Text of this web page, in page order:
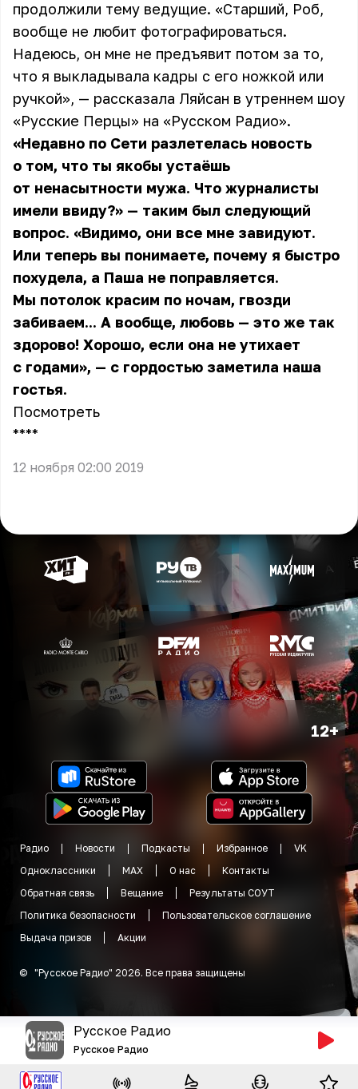
продолжили тему ведущие. «Старший, Роб,
вообще не любит фотографироваться.
Надеюсь, он мне не предъявит потом за то,
что я выкладывала кадры с его ножкой или
ручкой», — рассказала Ляйсан в утреннем шоу
«Русские Перцы» на «Русском Радио».
«Недавно по Сети разлетелась новость
о том, что ты якобы устаёшь
от ненасытности мужа. Что журналисты
имели ввиду?» — таким был следующий
вопрос. «Видимо, они все мне завидуют.
Или теперь вы понимаете, почему я быстро
похудела, а Паша не поправляется.
Мы потолок красим по ночам, гвозди
забиваем... А вообще, любовь — это же так
здорово! Хорошо, если она не утихает
с годами», — с гордостью заметила наша
гостья.
Посмотреть
** **
12 ноября 02:00 2019
12+
Радио Новости Подкасты Избранное
VK
Одноклассники
MAX О нас
Контакты
Обратная связь
Вещание
Результаты СОУТ
Политика безопасности
Пользовательское соглашение
Выдача призов
Акции
© "Русское Радио" 2026. Все права защищены
Русское Радио
Русское Радио